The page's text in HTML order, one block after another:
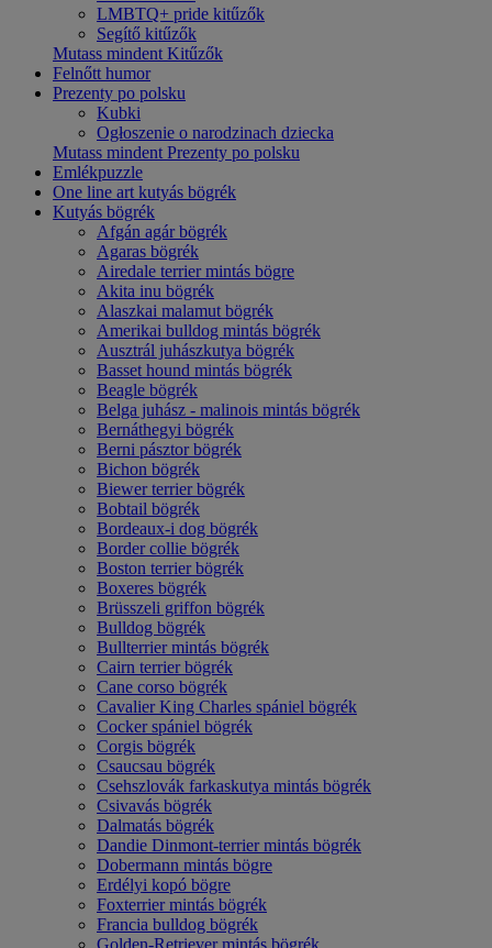
LMBTQ+ pride kitűzők
Segítő kitűzők
Mutass mindent Kitűzők
Felnőtt humor
Prezenty po polsku
Kubki
Ogłoszenie o narodzinach dziecka
Mutass mindent Prezenty po polsku
Emlékpuzzle
One line art kutyás bögrék
Kutyás bögrék
Afgán agár bögrék
Agaras bögrék
Airedale terrier mintás bögre
Akita inu bögrék
Alaszkai malamut bögrék
Amerikai bulldog mintás bögrék
Ausztrál juhászkutya bögrék
Basset hound mintás bögrék
Beagle bögrék
Belga juhász - malinois mintás bögrék
Bernáthegyi bögrék
Berni pásztor bögrék
Bichon bögrék
Biewer terrier bögrék
Bobtail bögrék
Bordeaux-i dog bögrék
Border collie bögrék
Boston terrier bögrék
Boxeres bögrék
Brüsszeli griffon bögrék
Bulldog bögrék
Bullterrier mintás bögrék
Cairn terrier bögrék
Cane corso bögrék
Cavalier King Charles spániel bögrék
Cocker spániel bögrék
Corgis bögrék
Csaucsau bögrék
Csehszlovák farkaskutya mintás bögrék
Csivavás bögrék
Dalmatás bögrék
Dandie Dinmont-terrier mintás bögrék
Dobermann mintás bögre
Erdélyi kopó bögre
Foxterrier mintás bögrék
Francia bulldog bögrék
Golden-Retriever mintás bögrék